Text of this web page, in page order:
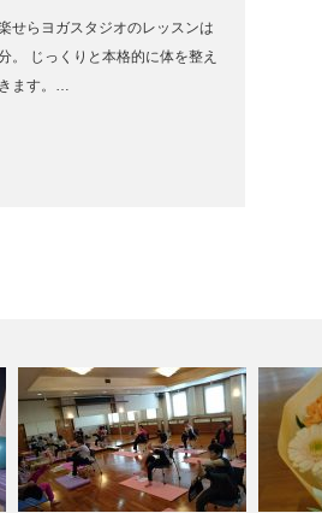
せらヨガスタジオのレッスンは
。 じっくりと本格的に体を整え
ます。…